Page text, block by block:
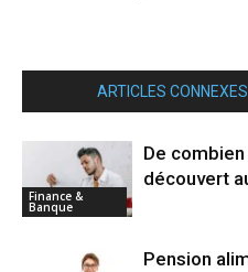
ARTICLES CONNEXES
Finance &
Banque
De
découvert
Pension